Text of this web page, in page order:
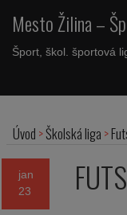
Mesto Žilina –
Šport, škol. športová
Úvod >Školská liga >
jan
23